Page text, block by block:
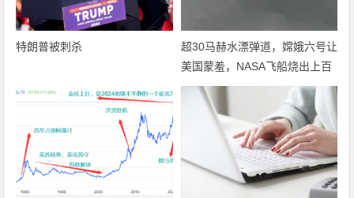
特朗普被刺杀
超30马赫水漂弹道，嫦娥六号让
美国蒙羞，NASA飞船烧出上百
个破洞